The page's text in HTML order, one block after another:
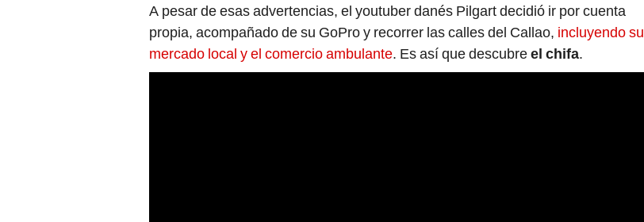
A pesar de esas advertencias, el youtuber danés Pilgart decidió ir por cuenta
propia, acompañado de su GoPro y recorrer las calles del Callao, incluyendo su
mercado local y el comercio ambulante. Es así que descubreel chifa.